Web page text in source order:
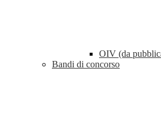
OIV (da
Bandi di concorso